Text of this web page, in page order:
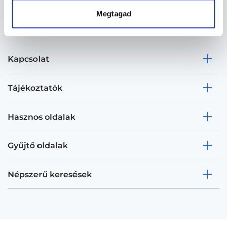
Megtagad
Kapcsolat
Tájékoztatók
Hasznos oldalak
Gyűjtő oldalak
Népszerű keresések